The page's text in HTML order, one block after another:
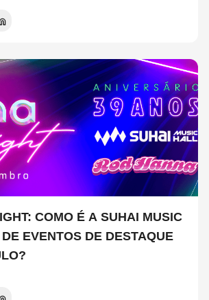
COMO É A SUHAI MUSIC
EVENTOS DE DESTAQUE